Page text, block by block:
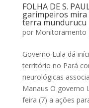
FOLHA DE S.
garimpeiros mira
terra mundurucu
por Monitoramento
Governo Lula dá
território no Pará
neurológicas
Manaus O governo
feira (7) a ações